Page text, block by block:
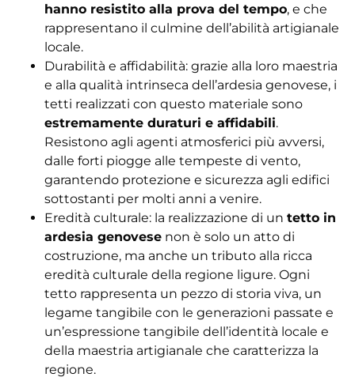
hanno resistito alla prova del tempo, e che
rappresentano il culmine dell’abilità artigianale
locale.
Durabilità e affidabilità: grazie alla loro maestria
e alla qualità intrinseca dell’ardesia genovese, i
tetti realizzati con questo materiale sono
estremamente duraturi e affidabili.
Resistono agli agenti atmosferici più avversi,
dalle forti piogge alle tempeste di vento,
garantendo protezione e sicurezza agli edifici
sottostanti per molti anni a venire.
Eredità culturale: la realizzazione di un tetto in
ardesia genovese non è solo un atto di
costruzione, ma anche un tributo alla ricca
eredità culturale della regione ligure. Ogni
tetto rappresenta un pezzo di storia viva, un
legame tangibile con le generazioni passate e
un’espressione tangibile dell’identità locale e
della maestria artigianale che caratterizza la
regione.